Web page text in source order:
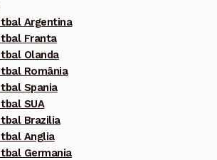
Argentina
Franta
Olanda
România
Spania
SUA
Brazilia
Anglia
Germania